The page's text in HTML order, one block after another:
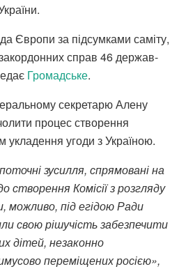
Європи за підсумками саміту,
справ 46 держав-
Громадське.
секретарю Алену
процес створення
угоди з Україною.
зусилля, спрямовані на
створення Комісії з розгляду
можливо, під егідою Ради
свою рішучість забезпечити
дітей, незаконно
переміщених росією»,